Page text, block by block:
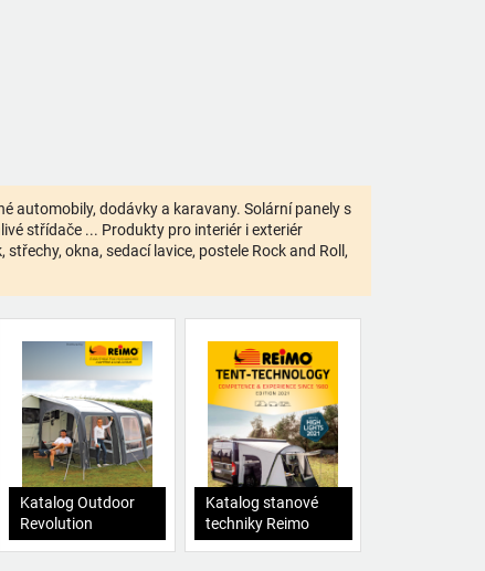
automobily, dodávky a karavany. Solární panely s
střídače ... Produkty pro interiér i exteriér
okna, sedací lavice, postele Rock and Roll,
Katalog Outdoor
Revolution
Katalog stanové
techniky Reimo